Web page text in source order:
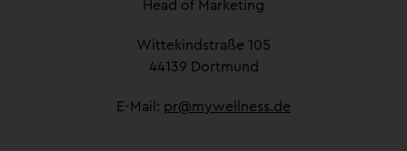
Head of Marketing
Wittekindstraße 105
44139 Dortmund
E-Mail: pr@mywellness.de